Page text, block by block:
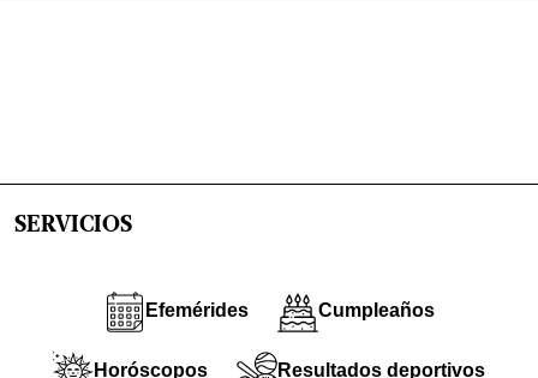
SERVICIOS
Efemérides Cumpleaños
Horóscopos Resultados deportivos